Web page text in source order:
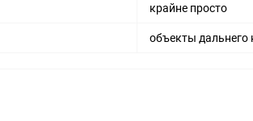
крайне просто
объекты дальнего